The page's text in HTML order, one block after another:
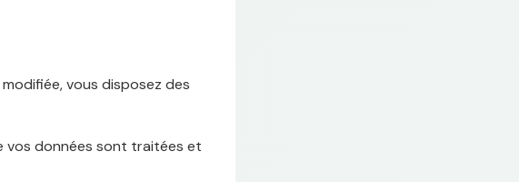
vous disposez des
vos données sont traitées et